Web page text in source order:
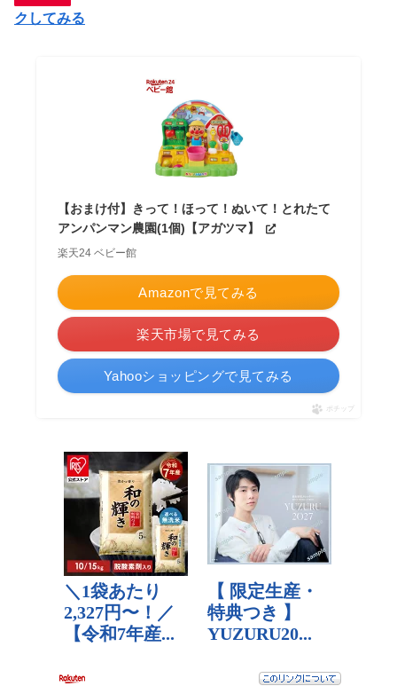
クしてみる
【おまけ付】きって！ほって！ぬいて！とれたて
アンパンマン農園(1個)【アガツマ】
楽天24 ベビー館
Amazonで見てみる
楽天市場で見てみる
Yahooショッピングで見てみる
ポチップ